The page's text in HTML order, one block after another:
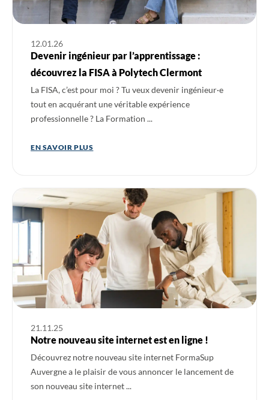
12.01.26
Devenir ingénieur par l’apprentissage :
découvrez la FISA à Polytech Clermont
La FISA, c’est pour moi ? Tu veux devenir ingénieur·e
tout en acquérant une véritable expérience
professionnelle ? La Formation ...
EN SAVOIR PLUS
Ouvrir l'actualité : Notre nouveau site internet est en ligne !
21.11.25
Notre nouveau site internet est en ligne !
Découvrez notre nouveau site internet FormaSup
Auvergne a le plaisir de vous annoncer le lancement de
son nouveau site internet ...